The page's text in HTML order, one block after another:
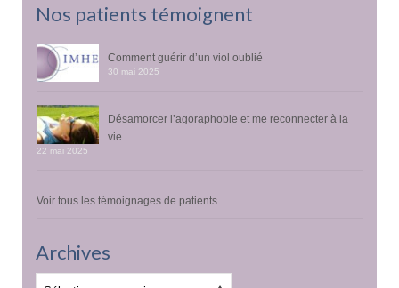
Nos patients témoignent
Comment guérir d’un viol oublié
30 mai 2025
Désamorcer l’agoraphobie et me reconnecter à la
vie
22 mai 2025
Voir tous les témoignages de patients
Archives